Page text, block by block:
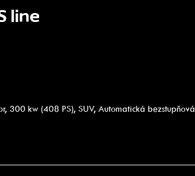
line
kw (408 PS), SUV, Automatická bezstupňová